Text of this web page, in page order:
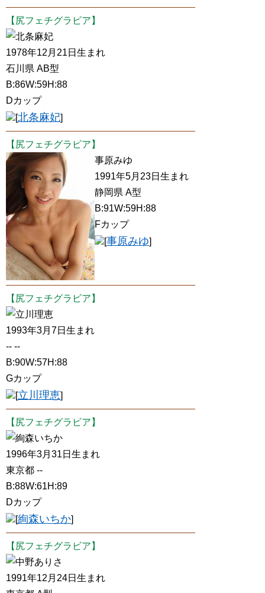
【尻フェチグラビア】
北条麻妃
1978年12月21日生まれ
石川県 AB型
B:86W:59H:88
Dカップ
[北条麻妃]
【尻フェチグラビア】
事原みゆ
1991年5月23日生まれ
静岡県 A型
B:91W:59H:88
Fカップ
[事原みゆ]
【尻フェチグラビア】
立川理恵
1993年3月7日生まれ
-- --
B:90W:57H:88
Gカップ
[立川理恵]
【尻フェチグラビア】
絢森いちか
1996年3月31日生まれ
東京都 --
B:88W:61H:89
Dカップ
[絢森いちか]
【尻フェチグラビア】
中野ありさ
1991年12月24日生まれ